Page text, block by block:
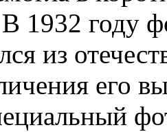
1932 году
из
его